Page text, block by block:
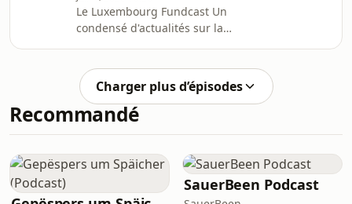
et de Paris.Site web :
bertrandmariaux.comLinkedIn :
in/bertrandmariauxLe Luxembourg
Fundcast propose une veille
réglementaire claire et prati
Le Luxembourg Fundcast Un
condensé d'actualités sur la
la pratique réglementaire au
Luxembourg.Créé et produit par
Bertrand Mariaux, avocat à la Cour
admis aux Barreaux de Luxembourg
bertrandmariaux.comLinkedIn :
in/bertrandmariauxLe Luxembourg
Fundcast propose une veille
Charger plus d’épisodes
Recommandé
SauerBeen Podcast